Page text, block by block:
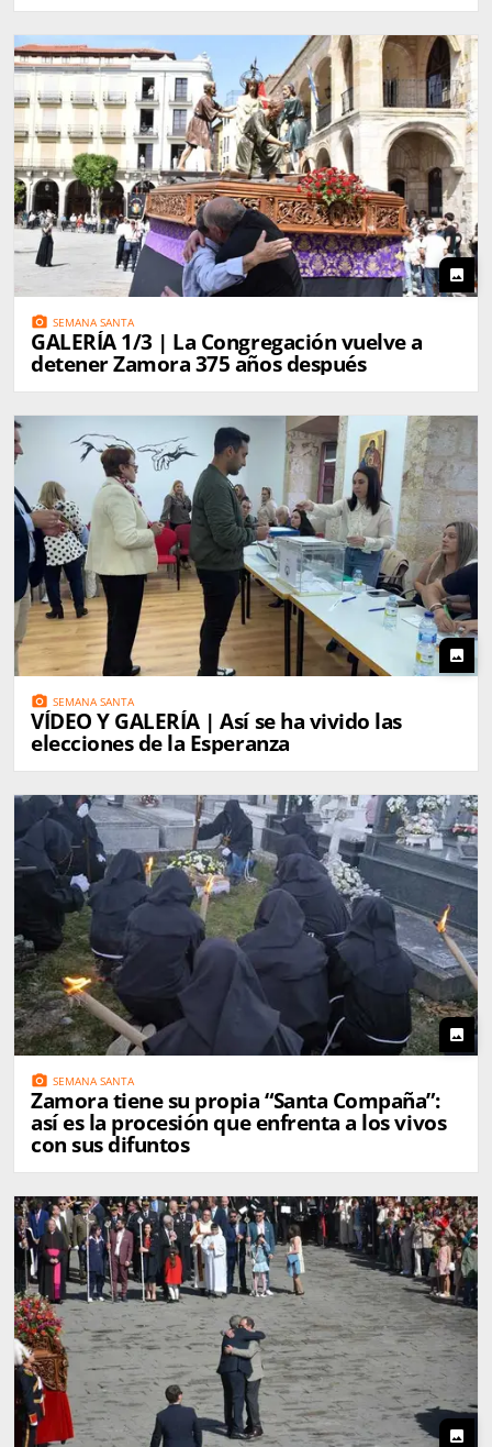
photo
photo_camera SEMANA SANTA
GALERÍA 1/3 | La Congregación vuelve a
detener Zamora 375 años después
photo
photo_camera SEMANA SANTA
VÍDEO Y GALERÍA | Así se ha vivido las
elecciones de la Esperanza
photo
photo_camera SEMANA SANTA
Zamora tiene su propia “Santa Compaña”:
así es la procesión que enfrenta a los vivos
con sus difuntos
photo